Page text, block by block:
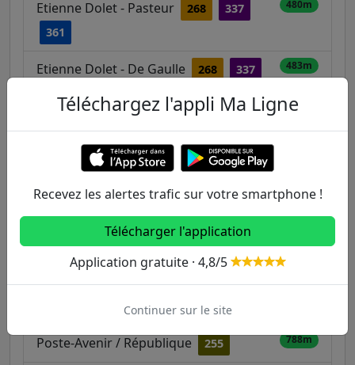
Etienne Dolet - Pasteur 268
337
361
480m
Etienne Dolet - De Gaulle 268
337
483m
Jean Grignoux 268
Jean Jaurès - Aristide Briand
150
255
Gare de Pierrefitte - Stains - Tramway
168 268
Alcide d'Orbigny 168 337
361
Poste-Avenir / République 255 788m
Téléchargez l'appli Ma Ligne
Recevez les alertes trafic sur votre smartphone !
Télécharger l'application
Application gratuite · 4,8/5
Continuer sur le site